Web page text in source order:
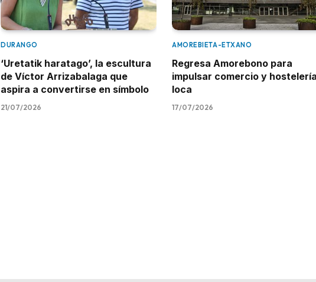
DURANGO
‘Uretatik haratago’, la escultura
de Víctor Arrizabalaga que
aspira a convertirse en símbolo
21/07/2026
AMOREBIETA-ETXANO
Regresa Amorebono para
impulsar comercio y
loca
17/07/2026